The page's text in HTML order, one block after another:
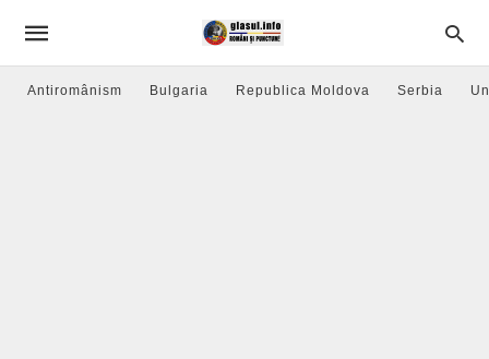
Antiromânism Bulgaria Republica Moldova Serbia